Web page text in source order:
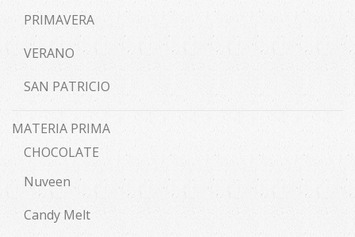
PRIMAVERA
VERANO
SAN PATRICIO
MATERIA PRIMA
CHOCOLATE
Nuveen
Candy Melt